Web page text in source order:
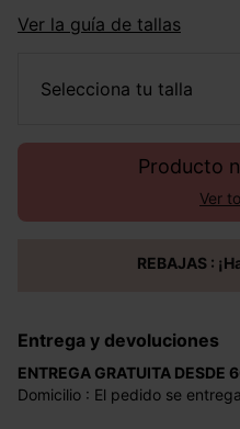
Ver la guía de tallas
selecciona tu talla
Producto
Ver
REBAJAS :
Entrega y devoluciones
ENTREGA GRATUITA DESDE
Domicilio : El pedido se